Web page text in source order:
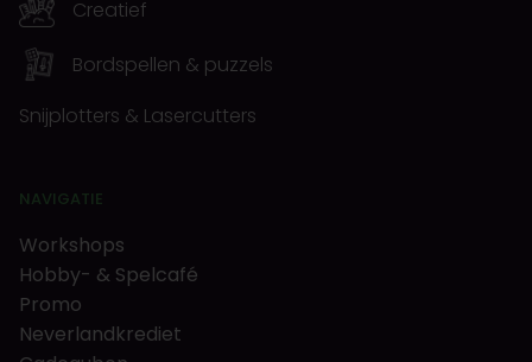
Creatief
Bordspellen & puzzels
Snijplotters & Lasercutters
NAVIGATIE
Workshops
Hobby- & Spelcafé
Promo
Neverlandkrediet